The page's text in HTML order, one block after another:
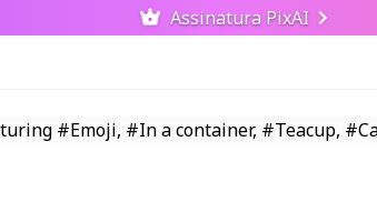
Assinatura PixAI